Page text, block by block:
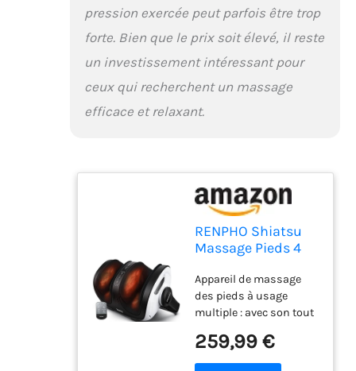
possède 3 niveaux de
réglage. Vous pouvez
ainsi choisir la zone à
chauffer sur votre pied
(le dessous, le cou-de-
pied ou le pied entier).
Le masseur de pieds
minutes, suivant
comment vous l’avez
réglé. GRAND CHOIX DE
pieds électrique avec
une chambre de
large et la machine de
massage des pieds
conviennent aux
chaussures pour
hommes de taille EU
pression exercée peut parfois être trop
forte. Bien que le prix soit élevé, il reste
un investissement intéressant pour
ceux qui recherchent un massage
efficace et relaxant.
RENPHO Shiatsu
Massage Pieds 4
mollets, avec
chauffante
Appareil de massage
des pieds à usage
multiple : avec son tout
appareil de massage
des pieds Renpho ne
259,99 €